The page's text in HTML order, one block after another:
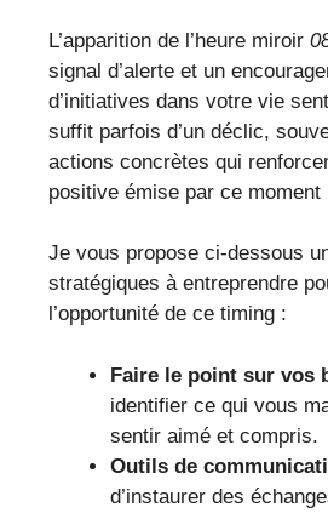
L’apparition de l’heure miroir
signal d’alerte et un
d’initiatives dans votre vie
suffit parfois d’un déclic,
actions concrètes qui
positive émise par ce moment
Je vous propose ci-dessous
stratégiques à entreprendre
l’opportunité de ce timing :
Faire le point sur vos
identifier ce qui vous
sentir aimé et compris.
Outils de
d’instaurer des